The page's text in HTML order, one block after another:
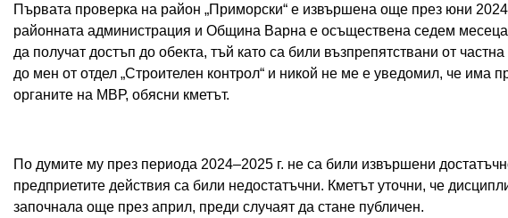
Първата проверка на район „Приморски“ е извършена още през юни
районната администрация и Община Варна е осъществена седем месеца
да получат достъп до обекта, тъй като са били възпрепятствани от
до мен от отдел „Строителен контрол“ и никой не ме е уведомил, че има
органите на МВР, обясни кметът.
По думите му през периода 2024–2025 г. не са били извършени
предприетите действия са били недостатъчни. Кметът уточни, че
започнала още през април, преди случаят да стане публичен.